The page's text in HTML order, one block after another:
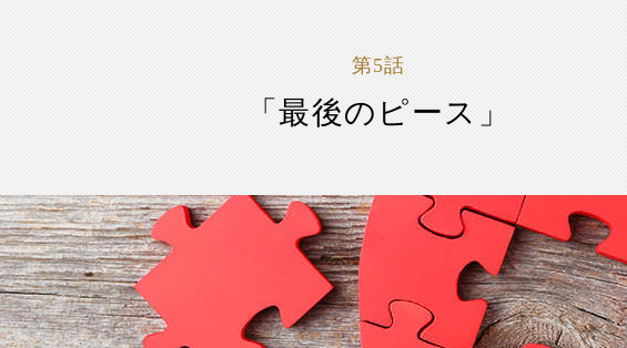
第5話
「最後のピース」